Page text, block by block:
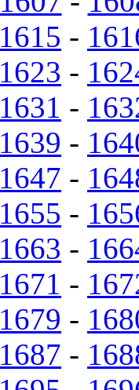
1615 -
1623 -
1631 -
1639 -
1647 -
1655 -
1663 -
1671 -
1679 -
1687 -